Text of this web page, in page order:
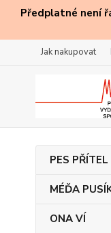
Předplatné není
Jak nakupovat
PES
MÉĎA
ONA VÍ